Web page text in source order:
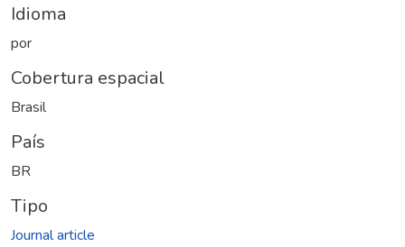
Idioma
por
Cobertura espacial
Brasil
País
BR
Tipo
Journal article